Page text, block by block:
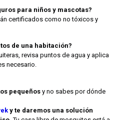
para niños y mascotas?
certificados como no tóxicos y
de una habitación?
revisa puntos de agua y aplica
necesario.
pequeñosy no sabes por dónde
y te daremos una solución